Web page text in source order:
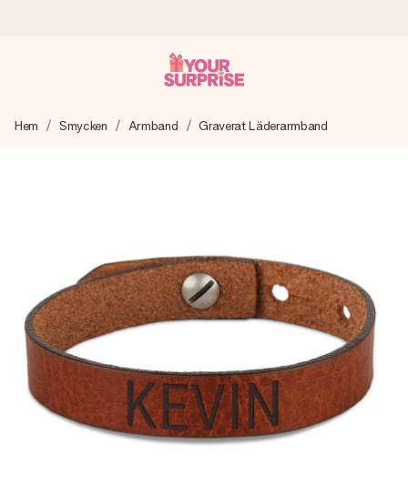
Vi skapar din gåva med omsorg och skickar den blixtsnabbt
Våra gåvor inspirerar. Kunder ger oss 4,6 på Google
Reviews.
Gratis hälsning
Skapa något unikt med bara några få steg – med hennes
namn, ditt foto eller ett meddelande som verkligen berör
hennes hjärta. Inget krångel, bara med all kärlek för stunden.
Hem Smycken Armband Graverat Läderarmband